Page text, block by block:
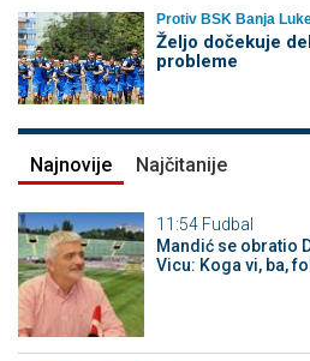
Protiv BSK Banja
Željo dočekuje
probleme
Najnovije Najčitanije
11:54 Fudbal
Mandić se obratio
Vicu: Koga vi, ba,